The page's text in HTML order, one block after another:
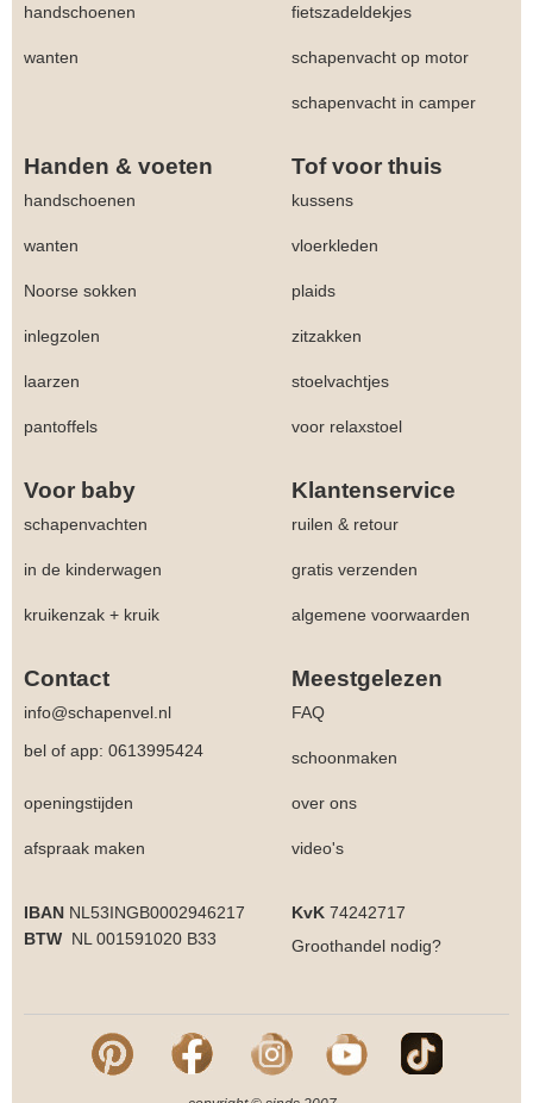
handschoenen fietszadeldekjes
wanten schapenvacht op motor
schapenvacht in camper
Handen & voeten Tof voor thuis
handschoenen kussens
wanten vloerkleden
Noorse sokken plaids
inlegzolen zitzakken
laarzen stoelvachtjes
pantoffels voor relaxstoel
Voor baby Klantenservice
schapenvachten ruilen & retour
in de kinderwagen gratis verzenden
kruikenzak + kruik algemene voorwaarden
Contact Meestgelezen
info@schapenvel.nl
FAQ
bel of app: 0613995424
schoonmaken
openingstijden over ons
afspraak maken video's
IBAN NL53INGB0002946217 KvK 74242717
BTW NL 001591020 B33 Groothandel nodig?